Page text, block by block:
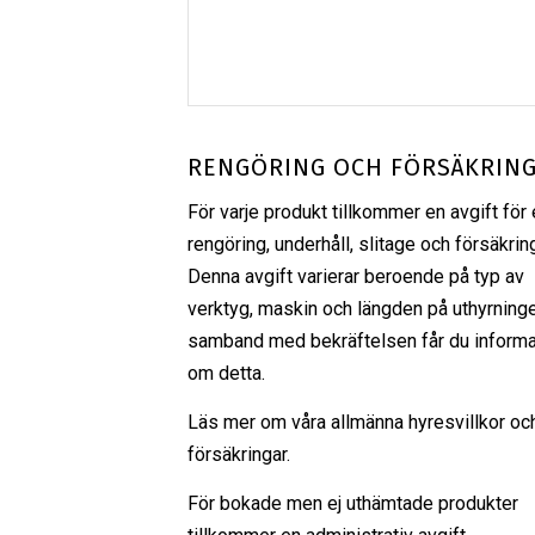
RENGÖRING OCH FÖRSÄKRING
För varje produkt tillkommer en avgift för
rengöring, underhåll, slitage och
Denna avgift varierar beroende på typ av
verktyg, maskin och längden på
samband med bekräftelsen får du
om detta.
Läs mer om våra allmänna hyresvillkor
försäkringar.
För bokade men ej uthämtade produkter